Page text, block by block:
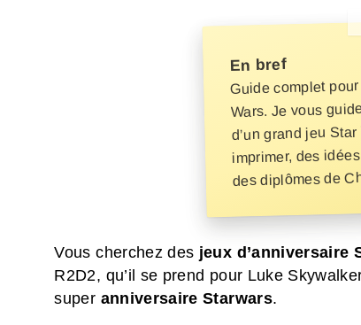
En bref
Guide complet
Wars. Je vous
d’un grand jeu
imprimer, des
des diplômes de
Vous cherchez des jeux d’anniversaire
R2D2, qu’il se prend pour Luke
super anniversaire Starwars.